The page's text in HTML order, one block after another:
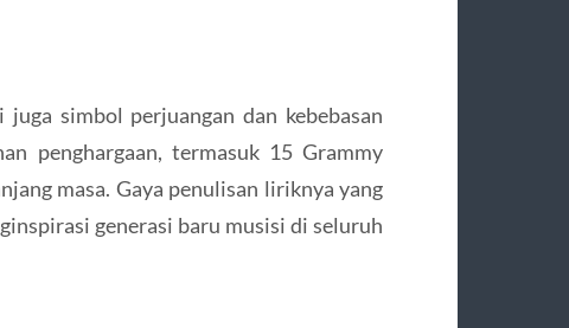
simbol perjuangan dan kebebasan
penghargaan, termasuk 15 Grammy
masa. Gaya penulisan liriknya yang
generasi baru musisi di seluruh